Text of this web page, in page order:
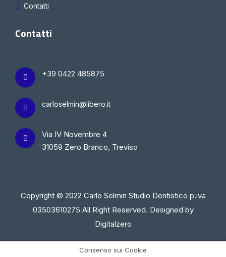
Contatti
Contatti
+39 0422 485875
carloselmin@libero.it
Via IV Novembre 4
31059 Zero Branco, Treviso
Copyright © 2022 Carlo Selmin Studio Dentistico p.iva
03503610275 All Right Reserved. Designed by
Digitalzero
Consenso sui Cookie